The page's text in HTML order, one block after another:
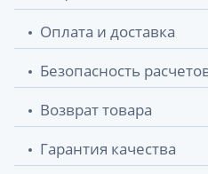
черн L №8
Трусы Tena Lady pants
№9
Трусы Tena lady pants plus
крем L №8
Прокладки tena men active
Оплата и доставка
Безопасность
Возврат товара
Гарантия качества